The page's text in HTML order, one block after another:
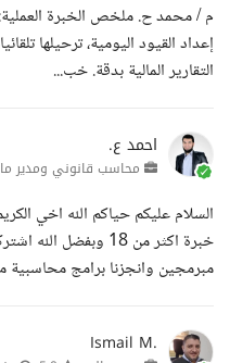
م / محمد ح. ملخص الخبرة
إعداد القيود اليومية، ترحيلها
التقارير المالية بدقة. خب...
احمد ع.
محاسب قانوني ومدير
السلام عليكم حياكم الله اخي
خبرة اكثر من 18
مبرمجين وانجزنا برامج محاسبية
Ismail M.